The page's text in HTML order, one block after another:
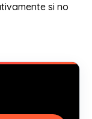
si no